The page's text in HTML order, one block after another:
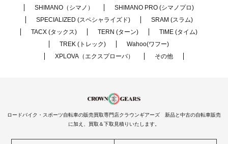
SHIMANO（シマノ）
SHIMANO PRO (シマノプロ)
SPECIALIZED (スペシャライズド)
SRAM (スラム)
TACX (タックス)
TERN (ターン)
TIME (タイム)
TREK (トレック)
Wahoo(ワフー)
XPLOVA（エクスプローバ）
その他
ロードバイク・スポーツ自転車の販売買取専門店クラウンギアーズ 新品と中古の自転車販売
に加え、買取＆下取見積りいたします。